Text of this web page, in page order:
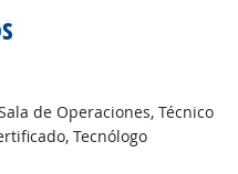
de Operaciones, Técnico
Tecnólogo